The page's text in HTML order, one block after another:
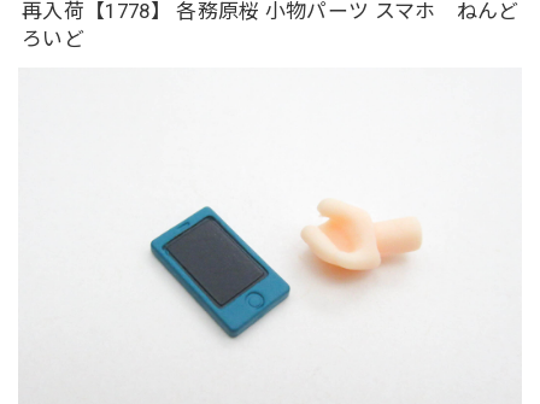
再入荷【1778】 各務原桜 小物パーツ スマホ ねんど
ろいど